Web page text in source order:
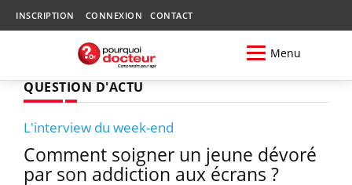
INSCRIPTION CONNEXION CONTACT
Menu
QUESTION D'ACTU
L'interview du week-end
Comment soigner un jeune dévoré
par son addiction aux écrans ?